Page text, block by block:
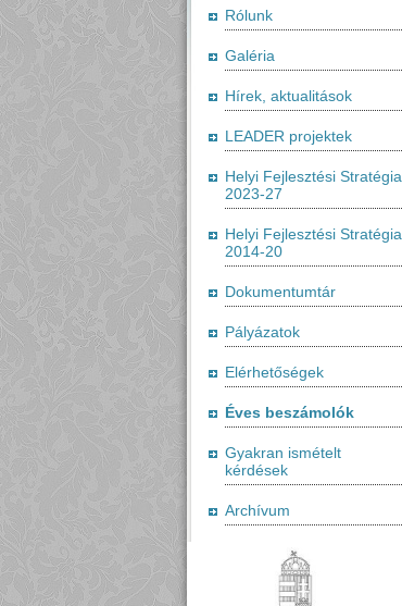
Rólunk
Galéria
Hírek, aktualitások
LEADER projektek
Helyi Fejlesztési Stratégia
2023-27
Helyi Fejlesztési Stratégia
2014-20
Dokumentumtár
Pályázatok
Elérhetőségek
Éves beszámolók
Gyakran ismételt
kérdések
Archívum